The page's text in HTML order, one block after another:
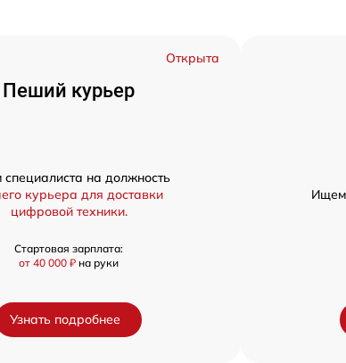
Открыта
Пеший курьер
на должность
курьера для доставки
цифровой техники.
Стартовая зарплата:
от 40 000 ₽ на руки
Узнать подробнее
Ищем